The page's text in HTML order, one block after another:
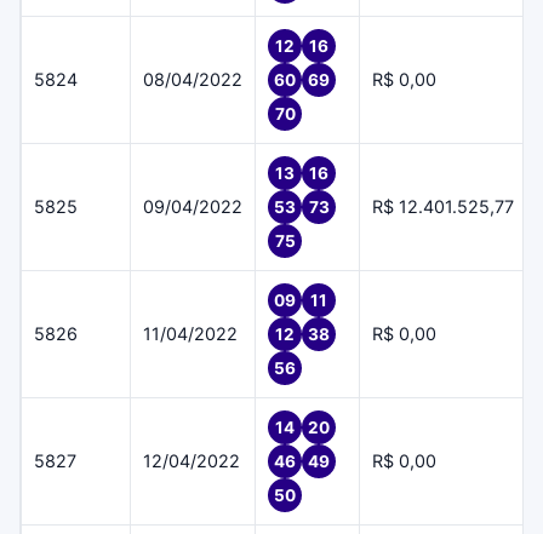
5824 08/04/2022
12
16
60
69
70
R$ 0,00
5825 09/04/2022
13
16
53
73
75
R$ 12.401.525,77
5826 11/04/2022
09
11
12
38
56
R$ 0,00
5827 12/04/2022
14
20
46
49
50
R$ 0,00